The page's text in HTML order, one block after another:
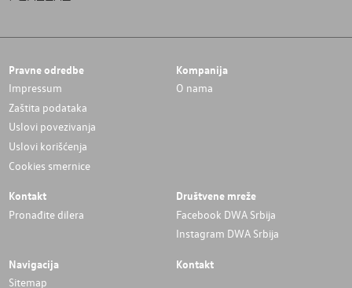
Pravne odredbe
Impressum
Zaštita podataka
Uslovi povezivanja
Uslovi korišćenja
Cookies smernice
Kompanija
O nama
Kontakt
Pronađite dilera
Društvene mreže
Facebook DWA Srbija
Instagram DWA Srbija
Navigacija
Sitemap
Kontakt